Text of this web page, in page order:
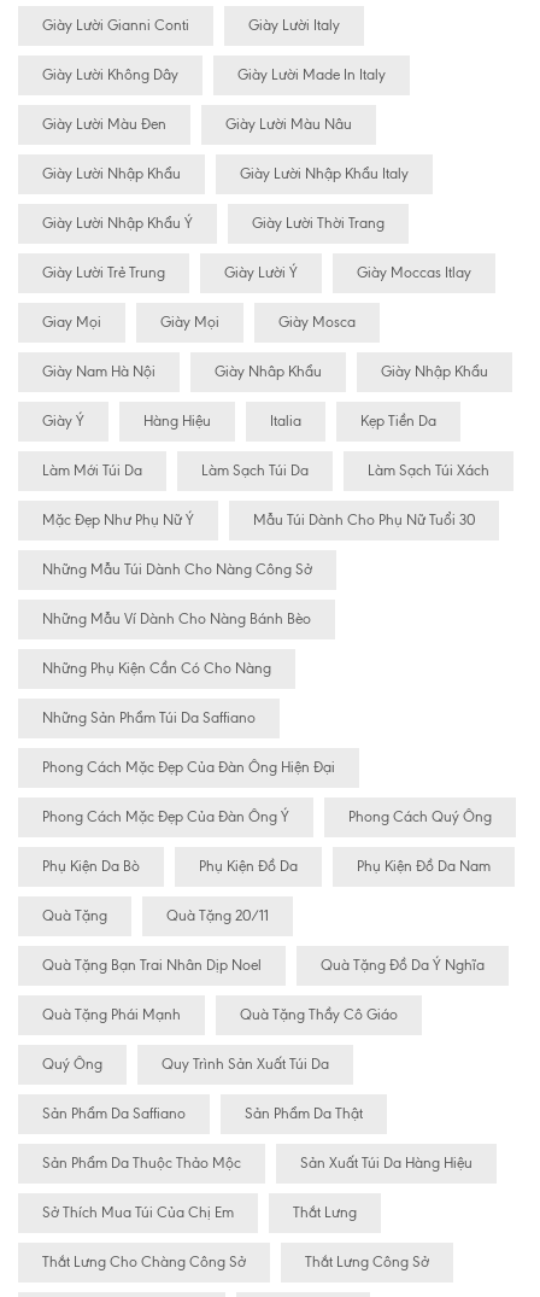
Giày Lười Gianni Conti Giày Lười Italy
Giày Lười Không Dây Giày Lười Made In Italy
Giày Lười Màu Đen Giày Lười Màu Nâu
Giày Lười Nhập Khẩu Giày Lười Nhập Khẩu Italy
Giày Lười Nhập Khẩu Ý Giày Lười Thời Trang
Giày Lười Trẻ Trung Giày Lười Ý Giày Moccas Itlay
Giay Mọi Giày Mọi Giày Mosca
Giày Nam Hà Nội Giày Nhâp Khẩu Giày Nhập Khẩu
Giày Ý Hàng Hiệu Italia Kẹp Tiền Da
Làm Mới Túi Da Làm Sạch Túi Da Làm Sạch Túi Xách
Mặc Đẹp Như Phụ Nữ Ý Mẫu Túi Dành Cho Phụ Nữ Tuổi 30
Những Mẫu Túi Dành Cho Nàng Công Sở
Những Mẫu Ví Dành Cho Nàng Bánh Bèo
Những Phụ Kiện Cần Có Cho Nàng
Những Sản Phẩm Túi Da Saffiano
Phong Cách Mặc Đẹp Của Đàn Ông Hiện Đại
Phong Cách Mặc Đẹp Của Đàn Ông Ý Phong Cách Quý Ông
Phụ Kiện Da Bò Phụ Kiện Đồ Da Phụ Kiện Đồ Da Nam
Quà Tặng Quà Tặng 20/11
Quà Tặng Bạn Trai Nhân Dịp Noel Quà Tặng Đồ Da Ý Nghĩa
Quà Tặng Phái Mạnh Quà Tặng Thầy Cô Giáo
Quý Ông Quy Trình Sản Xuất Túi Da
Sản Phẩm Da Saffiano Sản Phẩm Da Thật
Sản Phẩm Da Thuộc Thảo Mộc Sản Xuất Túi Da Hàng Hiệu
Sở Thích Mua Túi Của Chị Em Thắt Lưng
Thắt Lưng Cho Chàng Công Sở Thắt Lưng Công Sở